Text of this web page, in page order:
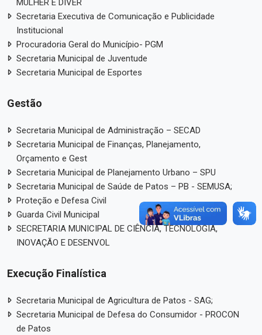
MULHER E DIVER
Secretaria Executiva de Comunicação e Publicidade
Institucional
Procuradoria Geral do Município- PGM
Secretaria Municipal de Juventude
Secretaria Municipal de Esportes
Gestão
Secretaria Municipal de Administração – SECAD
Secretaria Municipal de Finanças, Planejamento,
Orçamento e Gest
Secretaria Municipal de Planejamento Urbano – SPU
Secretaria Municipal de Saúde de Patos – PB - SEMUSA;
Proteção e Defesa Civil
Guarda Civil Municipal
SECRETARIA MUNICIPAL DE CIÊNCIA, TECNOLOGIA,
INOVAÇÃO E DESENVOL
Execução Finalística
Secretaria Municipal de Agricultura de Patos - SAG;
Secretaria Municipal de Defesa do Consumidor - PROCON
de Patos